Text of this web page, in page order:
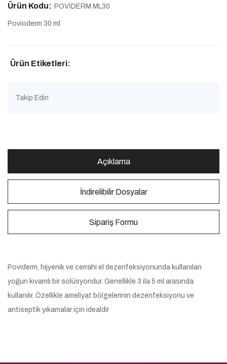
Ürün Kodu: POVİDERM ML30
Povioderm 30 ml
Ürün Etiketleri:
Takip Edin
Açıklama
İndirelibilir Dosyalar
Sipariş Formu
Poviderm, hijyenik ve cerrahi el dezenfeksiyonunda kullanılan
yoğun kıvamlı bir solüsyondur. Genellikle 3 ila 5 ml arasında
kullanılır. Özellikle ameliyat bölgelerinin dezenfeksiyonu ve
antiseptik yıkamalar için idealdir